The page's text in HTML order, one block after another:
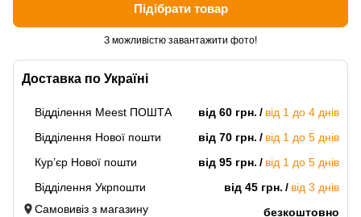
Доставка по Україні
Відділення Meest ПОШТА від 60 грн.
від 1 до 4 днів
Відділення Нової пошти
від 70 грн.
від 1 до 5 днів
Кур’єр Нової пошти
від 95 грн.
від 1 до 5 днів
Відділення Укрпошти
від 45 грн.
від 3 днів
Самовивіз з магазину
безкоштовно
Підібрати товар
З можливістю завантажити фото!